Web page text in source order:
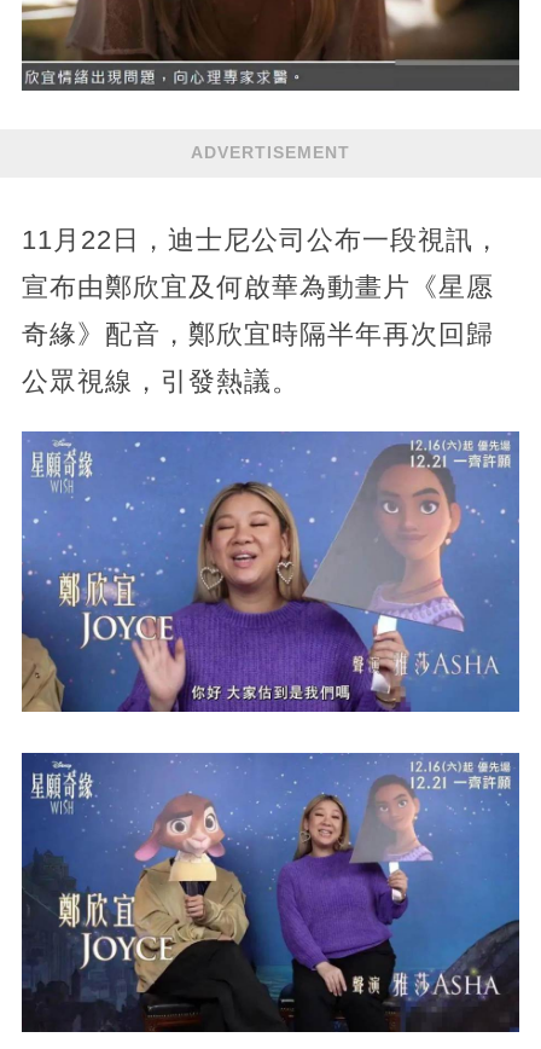
ADVERTISEMENT
11月22日，迪士尼公司公布一段視訊，
宣布由鄭欣宜及何啟華為動畫片《星愿
奇緣》配音，鄭欣宜時隔半年再次回歸
公眾視線，引發熱議。